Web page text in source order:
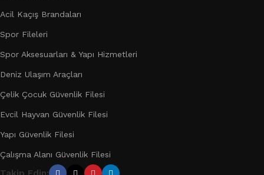
Acil Kaçış Brandaları
Spor Fileleri
Spor Aksesuarları & Yapı Hizmetleri
Deniz Ulaşım Araçları
Çelik Çocuk Güvenlik Filesi
Evcil Hayvan Güvenlik Filesi
Yapı Güvenlik Filesi
Çalışma Alanı Güvenlik Filesi